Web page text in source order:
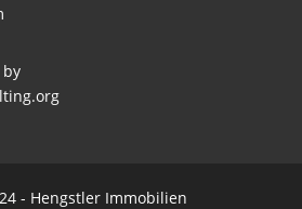
by
- Hengstler Immobilien